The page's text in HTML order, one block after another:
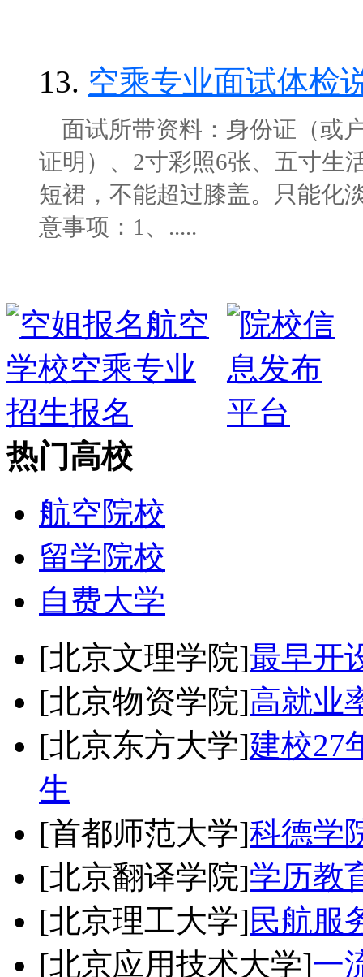
13. 空乘专业面试体检
面试所带资料：身份证（或
证明）、2寸彩照6张、五寸生
短裙，不能超过膝盖。只能化
意事项：1、.....
热门高校
航空院校
留学院校
自费大学
[北京文理学院]最早开
[北京物资学院]高就业
[北京东方大学]建校27
生
[首都师范大学]科德学
[北京翻译学院]学历教
[北京理工大学]民航服
[北京应用技术大学]一